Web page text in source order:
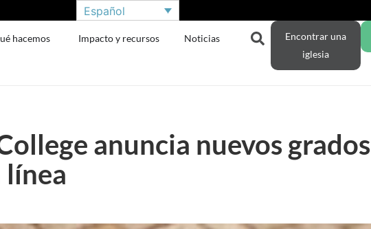
Español
hacemos Impacto y recursos Noticias
Encontrar una
iglesia
anuncia nuevos grados